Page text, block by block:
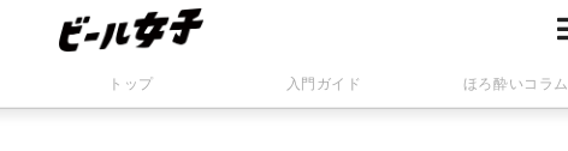
トップ 入門ガイド ほろ酔いコラム